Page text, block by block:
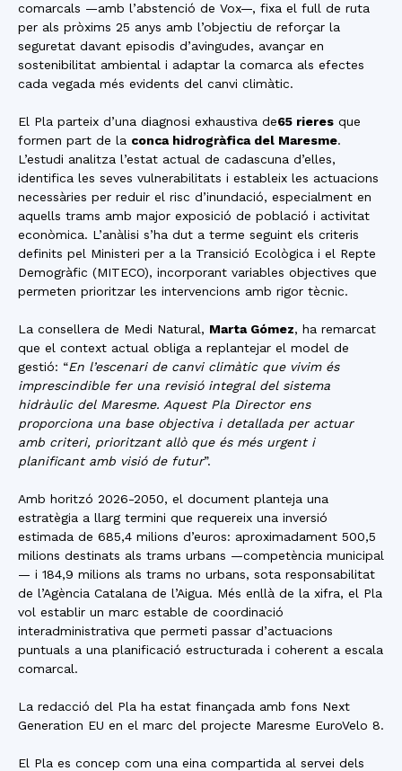
comarcals —amb l’abstenció de Vox—, fixa el full de ruta
per als pròxims 25 anys amb l’objectiu de reforçar la
seguretat davant episodis d’avingudes, avançar en
sostenibilitat ambiental i adaptar la comarca als efectes
cada vegada més evidents del canvi climàtic.
El Pla parteix d’una diagnosi exhaustiva de65 rieres que
formen part de la conca hidrogràfica del Maresme.
L’estudi analitza l’estat actual de cadascuna d’elles,
identifica les seves vulnerabilitats i estableix les actuacions
necessàries per reduir el risc d’inundació, especialment en
aquells trams amb major exposició de població i activitat
econòmica. L’anàlisi s’ha dut a terme seguint els criteris
definits pel Ministeri per a la Transició Ecològica i el Repte
Demogràfic (MITECO), incorporant variables objectives que
permeten prioritzar les intervencions amb rigor tècnic.
La consellera de Medi Natural, Marta Gómez, ha remarcat
que el context actual obliga a replantejar el model de
gestió: “En l’escenari de canvi climàtic que vivim és
imprescindible fer una revisió integral del sistema
hidràulic del Maresme. Aquest Pla Director ens
proporciona una base objectiva i detallada per actuar
amb criteri, prioritzant allò que és més urgent i
planificant amb visió de futur”.
Amb horitzó 2026-2050, el document planteja una
estratègia a llarg termini que requereix una inversió
estimada de 685,4 milions d’euros: aproximadament 500,5
milions destinats als trams urbans —competència municipal
— i 184,9 milions als trams no urbans, sota responsabilitat
de l’Agència Catalana de l’Aigua. Més enllà de la xifra, el Pla
vol establir un marc estable de coordinació
interadministrativa que permeti passar d’actuacions
puntuals a una planificació estructurada i coherent a escala
comarcal.
La redacció del Pla ha estat finançada amb fons Next
Generation EU en el marc del projecte Maresme EuroVelo 8.
El Pla es concep com una eina compartida al servei dels